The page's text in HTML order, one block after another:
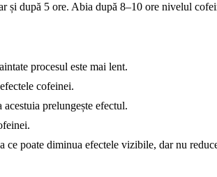
după 5 ore. Abia după 8–10 ore nivelul
procesul este mai lent.
cofeinei.
prelungește efectul.
ce poate diminua efectele vizibile, dar nu